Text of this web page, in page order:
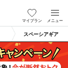
マイプラン メニュー
スペーシアギア